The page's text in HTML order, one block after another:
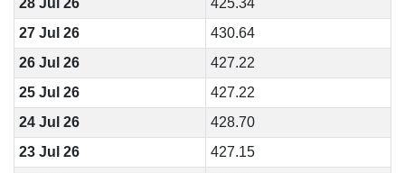
28 Jul 26
425.34
27 Jul 26
430.64
26 Jul 26
427.22
25 Jul 26
427.22
24 Jul 26
428.70
23 Jul 26
427.15